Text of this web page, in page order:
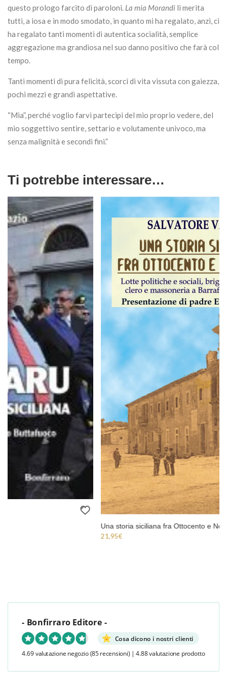
questo prologo farcito di paroloni. La mia Morandi li merita
tutti, a iosa e in modo smodato, in quanto mi ha regalato, anzi, ci
ha regalato tanti momenti di autentica socialità, semplice
aggregazione ma grandiosa nel suo danno positivo che farà col
tempo.
Tanti momenti di pura felicità, scorci di vita vissuta con gaiezza,
pochi mezzi e grandi aspettative.
“Mia”, perché voglio farvi partecipi del mio proprio vedere, del
mio soggettivo sentire, settario e volutamente univoco, ma
senza malignità e secondi fini.”
Ti potrebbe interessare…
Una storia siciliana fra Ottocento e Novecento
- Bonfirraro Editore -
Cosa dicono i nostri clienti
4.69 valutazione negozio (85 recensioni) | 4.88 valutazione prodotto